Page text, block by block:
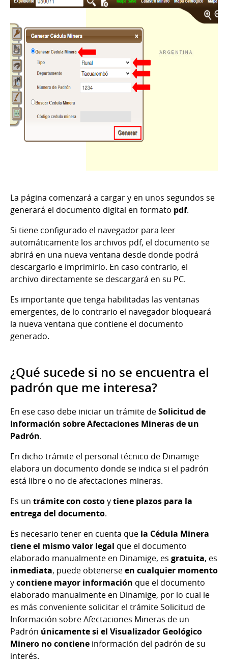
La página comenzará a cargar y en unos segundos se
generará el documento digital en formato pdf.
Si tiene configurado el navegador para leer
automáticamente los archivos pdf, el documento se
abrirá en una nueva ventana desde donde podrá
descargarlo e imprimirlo. En caso contrario, el
archivo directamente se descargará en su PC.
Es importante que tenga habilitadas las ventanas
emergentes, de lo contrario el navegador bloqueará
la nueva ventana que contiene el documento
generado.
¿Qué sucede si no se encuentra el
padrón que me interesa?
En ese caso debe iniciar un trámite deSolicitud de
Información sobre Afectaciones Mineras de un
Padrón.
En dicho trámite el personal técnico de Dinamige
elabora un documento donde se indica si el padrón
está libre o no de afectaciones mineras.
Es un trámite con costoytiene plazos para la
entrega del documento.
Es necesario tener en cuenta que la Cédula Minera
tiene el mismo valor legal que el documento
elaborado manualmente en Dinamige, es gratuita, es
inmediata, puede obtenerseen cualquier momento
ycontiene mayor información que el documento
elaborado manualmente en Dinamige, por lo cual le
es más conveniente solicitar el trámite Solicitud de
Información sobre Afectaciones Mineras de un
Padrón únicamente si el Visualizador Geológico
Minero no contiene información del padrón de su
interés.